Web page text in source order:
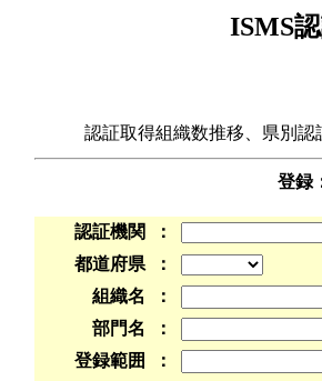
ISMS
認証取得組織数推移、県別認
登録
認証機関
：
都道府県
：
組織名
：
部門名
：
登録範囲
：